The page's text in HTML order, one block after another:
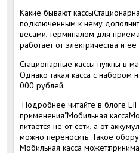
Какие бывают
подключенным к нему
весами, терминалом для
работает от электричества и
Стационарные кассы нужны в
Однако такая касса с
000 рублей.
Подробнее читайте в блоге
применения"Мобильная
питается не от сети, а от
можно переносить. Такое
Мобильная касса